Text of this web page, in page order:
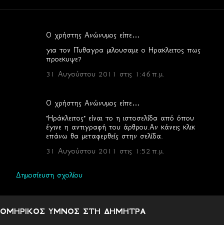
Ο χρήστης Ανώνυμος είπε…
για τον Πυθαγρα μιλουσαμε ο Ηρακλειτος πως
προεκυψε?
31 Αυγούστου 2011 στις 1:46 π.μ.
Ο χρήστης Ανώνυμος είπε…
"Ηράκλειτος" είναι το η ιστοσελίδα από όπου
έγινε η αντιγραφή του άρθρου.Αν κάνεις κλικ
επάνω θα μεταφερθείς στην σελίδα.
31 Αυγούστου 2011 στις 1:52 π.μ.
Δημοσίευση σχολίου
ΟΜΗΡΙΚΟΣ ΥΜΝΟΣ ΣΤΗ ΔΗΜΗΤΡΑ